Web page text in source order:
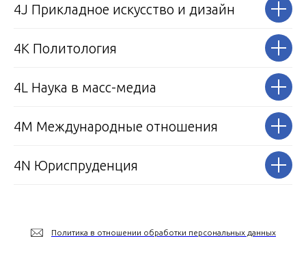
4J Прикладное искусство и дизайн
4К Политология
4L Наука в масс-медиа
4M Международные отношения
4N Юриспруденция
Политика в отношении обработки персональных данных